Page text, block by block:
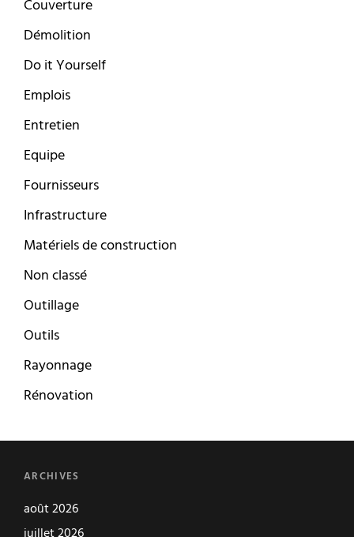
Couverture
Démolition
Do it Yourself
Emplois
Entretien
Equipe
Fournisseurs
Infrastructure
Matériels de construction
Non classé
Outillage
Outils
Rayonnage
Rénovation
ARCHIVES
août 2026